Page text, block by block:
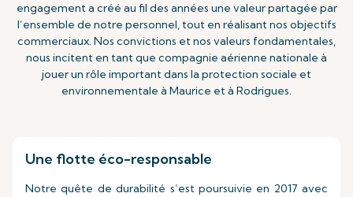
engagement a créé au fil des années une valeur partagée par
l’ensemble de notre personnel, tout en réalisant nos objectifs
commerciaux. Nos convictions et nos valeurs fondamentales,
nous incitent en tant que compagnie aérienne nationale à
jouer un rôle important dans la protection sociale et
environnementale à Maurice et à Rodrigues.
Une flotte éco-responsable
Notre quête de durabilité s’est poursuivie en 2017 avec